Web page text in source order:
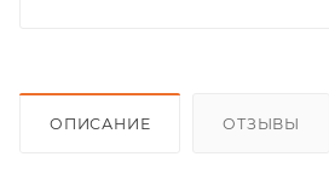
ОПИСАНИЕ ОТЗЫВЫ